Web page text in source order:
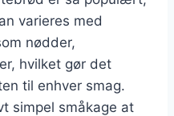
varieres med
nødder,
hvilket gør det
til enhver smag.
simpel småkage at